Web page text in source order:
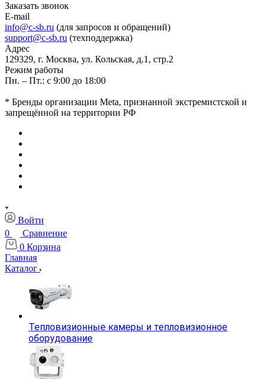
Заказать звонок
E-mail
info@c-sb.ru (для запросов и обращений)
support@c-sb.ru (техподдержка)
Адрес
129329, г. Москва, ул. Кольская, д.1, стр.2
Режим работы
Пн. – Пт.: с 9:00 до 18:00
* Бренды организации Meta, признанной экстремистской и
запрещённой на территории РФ
Войти
0
Сравнение
0 Корзина
Главная
Каталог
Тепловизионные камеры и тепловизионное
оборудование